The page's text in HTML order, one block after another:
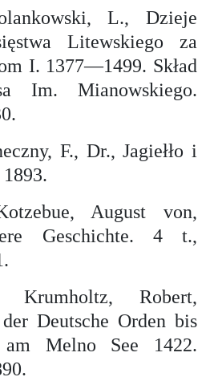
L., Dzieje
Litewskiego za
I. 1377—1499. Skład
Im. Mianowskiego.
F., Dr., Jagiełło i
August von,
Geschichte. 4 t.,
Krumholtz, Robert,
Deutsche Orden bis
Melno See 1422.